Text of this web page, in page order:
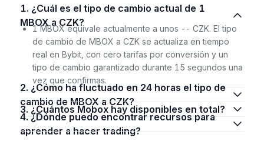
1. ¿Cuál es el tipo de cambio actual de 1
MBOX a CZK?
1 MBOX equivale actualmente a unos -- CZK. El tipo
de cambio de MBOX a CZK se actualiza en tiempo
real en Bybit, con cero tarifas por conversión y un
tipo de cambio garantizado durante 15 segundos una
vez que confirmas.
2. ¿Cómo ha fluctuado en 24 horas el tipo de
cambio de MBOX a CZK?
3. ¿Cuántos Mobox hay disponibles en total?
4. ¿Dónde puedo encontrar recursos para
aprender a hacer trading?